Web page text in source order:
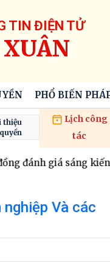
TIN ĐIỆN TỬ
PHỔ BIẾN
thiệu
Lịch công
tác
đánh giá sáng kiến
Và các